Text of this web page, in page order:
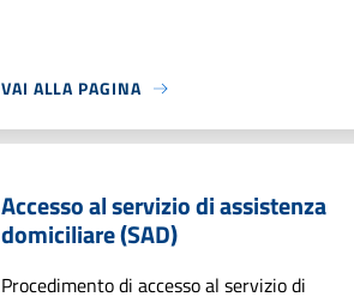
VAI ALLA PAGINA
Accesso al servizio di assistenza
domiciliare (SAD)
Procedimento di accesso al servizio di